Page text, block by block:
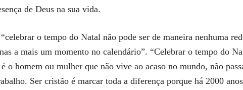
de Deus na sua vida.
o tempo do Natal não pode ser de maneira nenhuma
a mais um momento no calendário”. “Celebrar o tempo do
o homem ou mulher que não vive ao acaso no mundo, não
Ser cristão é marcar toda a diferença porque há 2000